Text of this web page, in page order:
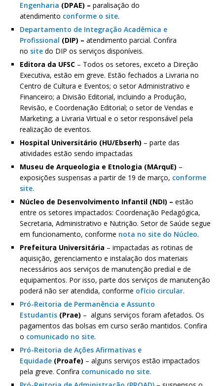
Engenharia (DPAE) – paralisação do
atendimento conforme o site.
Departamento de Integração Acadêmica e
Profissional (DIP) – atendimento parcial. Confira
no site do DIP os serviços disponíveis.
Editora da UFSC – Todos os setores, exceto a Direção
Executiva, estão em greve. Estão fechados a Livraria no
Centro de Cultura e Eventos; o setor Administrativo e
Financeiro; a Divisão Editorial, incluindo a Produção,
Revisão, e Coordenação Editorial; o setor de Vendas e
Marketing; a Livraria Virtual e o setor responsável pela
realização de eventos.
Hospital Universitário (HU/Ebserh) – parte das
atividades estão sendo impactadas
Museu de Arqueologia e Etnologia (MArquE) –
exposições suspensas a partir de 19 de março, conforme
site.
Núcleo de Desenvolvimento Infantil (NDI) – estão
entre os setores impactados: Coordenação Pedagógica,
Secretaria, Administrativo e Nutrição. Setor de Saúde segue
em funcionamento, conforme nota no site do Núcleo.
Prefeitura Universitária – impactadas as rotinas de
aquisição, gerenciamento e instalação dos materiais
necessários aos serviços de manutenção predial e de
equipamentos. Por isso, parte dos serviços de manutenção
poderá não ser atendida, conforme ofício circular.
Pró-Reitoria de Permanência e Assunto
Estudantis (Prae) – alguns serviços foram afetados. Os
pagamentos das bolsas em curso serão mantidos. Confira
o comunicado no site.
Pró-Reitoria de Ações Afirmativas e
Equidade (Proafe) – alguns serviços estão impactados
pela greve. Confira comunicado no site.